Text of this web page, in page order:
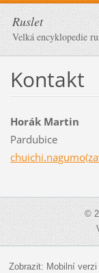
Ruslet
Velká encyklopedie
Kontakt
Horák Martin
Pardubice
©
Zobrazit: Mobilní verzi